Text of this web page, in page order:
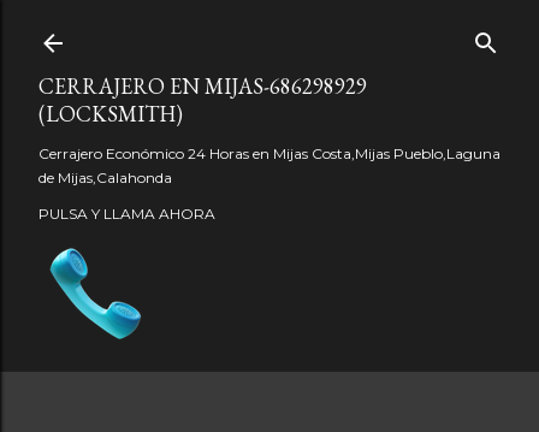
CERRAJERO EN MIJAS-686298929
(LOCKSMITH)
Cerrajero Económico 24 Horas en Mijas Costa,Mijas Pueblo,Laguna
de Mijas,Calahonda
PULSA Y LLAMA AHORA